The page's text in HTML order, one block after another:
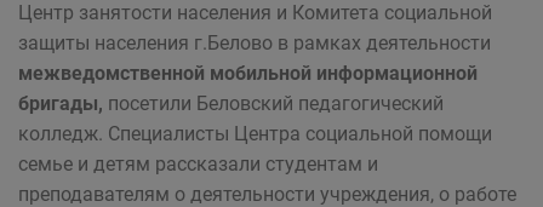
Центр занятости населения и Комитета социальной
защиты населения г.Белово в рамках деятельности
межведомственной мобильной информационной
бригады, посетили Беловский педагогический
колледж. Специалисты Центра социальной помощи
семье и детям рассказали студентам и
преподавателям о деятельности учреждения, о работе